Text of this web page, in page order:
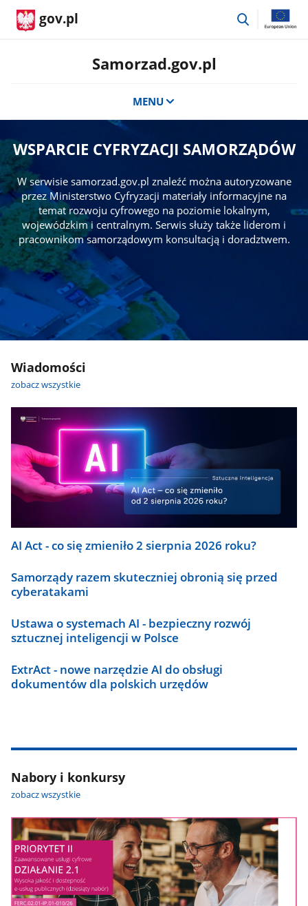
gov.pl
przejdź
Samorzad.gov.pl
MENU
WSPARCIE CYFRYZACJI SAMORZĄDÓW
W serwisie samorzad.gov.pl znaleźć można autoryzowane
przez Ministerstwo Cyfryzacji materiały informacyjne na
temat rozwoju cyfrowego na poziomie lokalnym,
wojewódzkim i centralnym. Serwis służy także liderom i
pracownikom samorządowym konsultacją i doradztwem.
Wiadomości
zobacz wszystkie
AI Act - co się zmieniło 2 sierpnia 2026 roku?
Samorządy razem skuteczniej obronią się przed
cyberatakami
Ustawa o systemach AI - bezpieczny rozwój
sztucznej inteligencji w Polsce
ExtrAct - nowe narzędzie AI do obsługi
dokumentów dla polskich urzędów
Nabory i konkursy
zobacz wszystkie